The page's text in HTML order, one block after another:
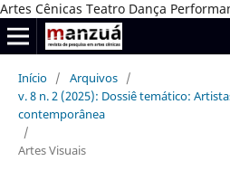
Artes Cênicas Teatro Dança
Início / Arquivos /
v. 8 n. 2 (2025): Dossiê temático:
contemporânea
/
Artes Visuais